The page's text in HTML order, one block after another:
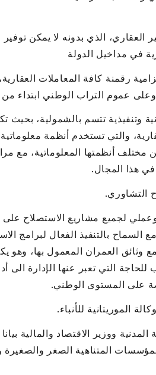
الذي بدونه لا يمكن
في مداخيل الدولة
رقمنة كافة المعاملات
وتنفيذية تتسم بالشمولية، بحيث
والتي تستخدم أنظمة
مختلف أنظمتها المعلوماتية، مع
في هذا المجال.
التشاوري.
لجميع مشاريع الاستصلاح
بالتنفيذ الفعال لبرامج
وثائق العمران المعمول بها، وهو
التي تعبر عنها الإدارة الى
على المستوى الوطني.
الموريتانية للأنباء.
ووزير الاقتصاد والمالية
المتناهية الصغر